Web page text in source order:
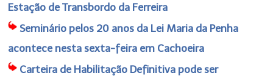
Estação de Transbordo da Ferreira
Seminário pelos 20 anos da Lei Maria da Penha
acontece nesta sexta-feira em Cachoeira
Carteira de Habilitação Definitiva pode ser